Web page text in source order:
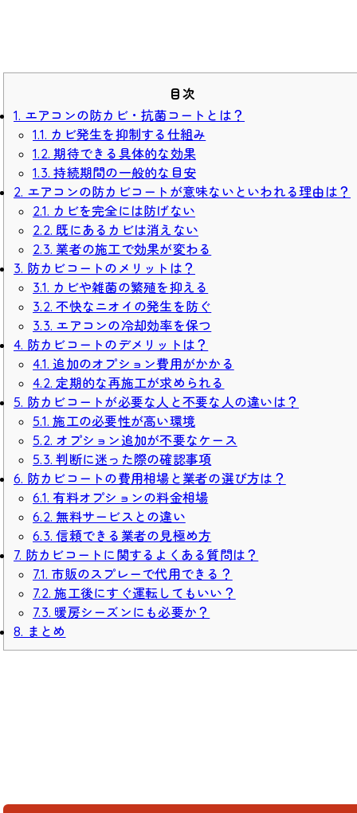
目次
1. エアコンの防カビ・抗菌コートとは？
1.1. カビ発生を抑制する仕組み
1.2. 期待できる具体的な効果
1.3. 持続期間の一般的な目安
2. エアコンの防カビコートが意味ないといわれる理由は？
2.1. カビを完全には防げない
2.2. 既にあるカビは消えない
2.3. 業者の施工で効果が変わる
3. 防カビコートのメリットは？
3.1. カビや雑菌の繁殖を抑える
3.2. 不快なニオイの発生を防ぐ
3.3. エアコンの冷却効率を保つ
4. 防カビコートのデメリットは？
4.1. 追加のオプション費用がかかる
4.2. 定期的な再施工が求められる
5. 防カビコートが必要な人と不要な人の違いは？
5.1. 施工の必要性が高い環境
5.2. オプション追加が不要なケース
5.3. 判断に迷った際の確認事項
6. 防カビコートの費用相場と業者の選び方は？
6.1. 有料オプションの料金相場
6.2. 無料サービスとの違い
6.3. 信頼できる業者の見極め方
7. 防カビコートに関するよくある質問は？
7.1. 市販のスプレーで代用できる？
7.2. 施工後にすぐ運転してもいい？
7.3. 暖房シーズンにも必要か？
8. まとめ